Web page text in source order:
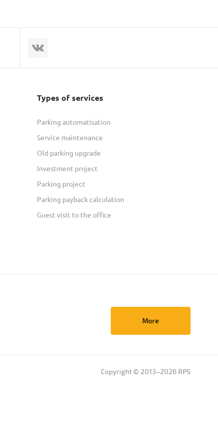
Types of services
Parking automatisation
Service maintenance
Old parking upgrade
Investment project
Parking project
Parking payback calculation
Guest visit to the office
More
Copyright © 2013–2026 RPS